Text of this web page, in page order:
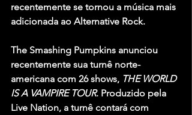
recentemente se tornou a música mais
adicionada ao Alternative Rock.
The Smashing Pumpkins anunciou
recentemente sua turnê norte-
americana com 26 shows, THE WORLD
IS A VAMPIRE TOUR. Produzido pela
Live Nation, a turnê contará com